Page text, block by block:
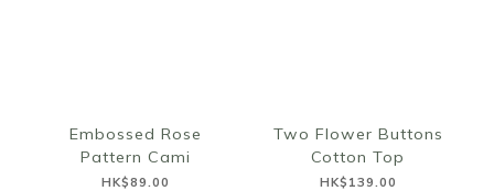
Embossed Rose
Pattern Cami
HK$89.00
Two Flower Buttons
Cotton Top
HK$139.00